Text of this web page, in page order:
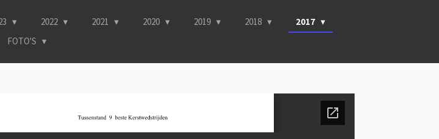
2022 2021 2020 2019 2018
2017
FOTO'S